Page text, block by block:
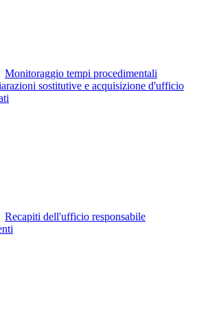
Monitoraggio tempi procedimentali
sostitutive e acquisizione d'ufficio
Recapiti dell'ufficio responsabile